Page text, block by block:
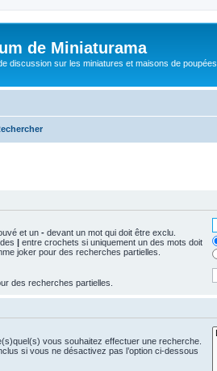
de Miniaturama
discussion sur les miniatures et maisons de poupées
et un - devant un mot qui doit être exclu.
| entre crochets si uniquement un des mots doit
joker pour des recherches partielles.
des recherches partielles.
vous souhaitez effectuer une recherche.
si vous ne désactivez pas l’option ci-dessous